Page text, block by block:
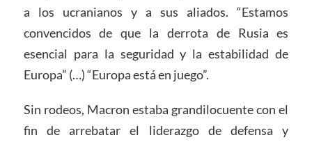
a los ucranianos y a sus aliados. “Estamos
convencidos de que la derrota de Rusia es
esencial para la seguridad y la estabilidad de
Europa” (…) “Europa está en juego”.
Sin rodeos, Macron estaba grandilocuente con el
fin de arrebatar el liderazgo de defensa y